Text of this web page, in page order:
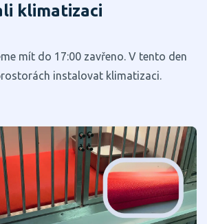
klimatizaci
mít do 17:00 zavřeno. V tento den
instalovat klimatizaci.